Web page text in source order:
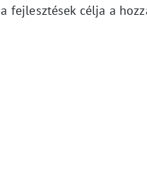
fejlesztések célja a